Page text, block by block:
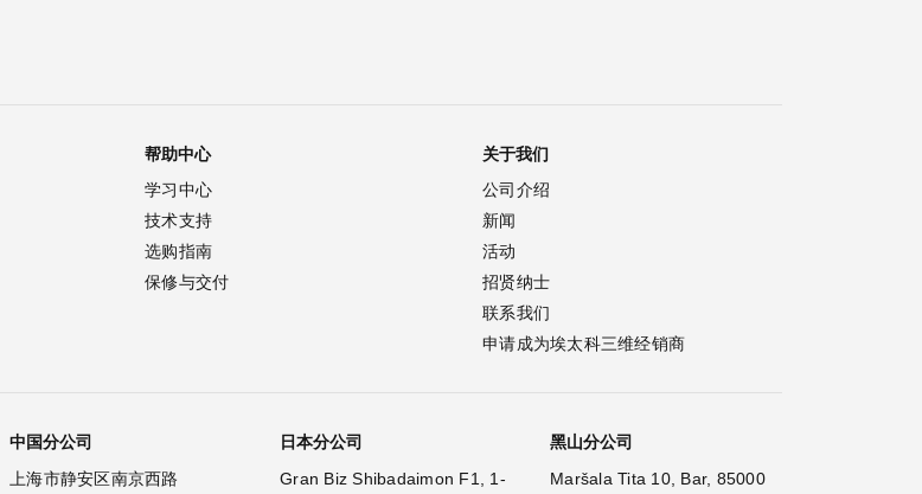
帮助中心
学习中心
技术支持
选购指南
保修与交付
关于我们
公司介绍
新闻
活动
招贤纳士
联系我们
申请成为埃太科三维经销商
中国分公司
上海市静安区南京西路
日本分公司
Gran Biz Shibadaimon F1, 1-
黑山分公司
Maršala Tita 10, Bar, 85000